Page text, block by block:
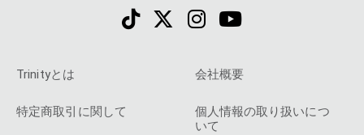
Trinityとは 会社概要
特定商取引に関して
個人情報の取り扱いにつ
いて